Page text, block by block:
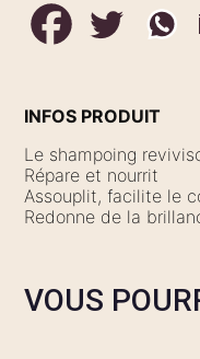
INFOS PRODUIT
Le shampoing
Répare et nourrit
Assouplit, facilite le
Redonne de la
VOUS